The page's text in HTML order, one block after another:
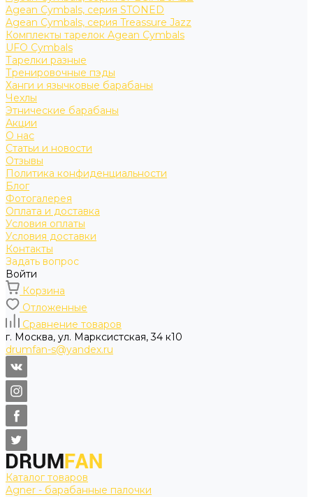
Agean Cymbals, серия STONED
Agean Cymbals, серия Treassure Jazz
Комплекты тарелок Agean Cymbals
UFO Cymbals
Тарелки разные
Тренировочные пэды
Ханги и язычковые барабаны
Чехлы
Этнические барабаны
Акции
О нас
Статьи и новости
Отзывы
Политика конфиденциальности
Блог
Фотогалерея
Оплата и доставка
Условия оплаты
Условия доставки
Контакты
Задать вопрос
Войти
Корзина
Отложенные
Сравнение товаров
г. Москва, ул. Марксистская, 34 к10
drumfan-s@yandex.ru
Каталог товаров
Agner - барабанные палочки